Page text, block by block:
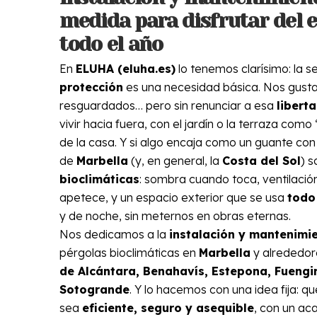
medida para disfrutar del
todo el año
En ELUHA (eluha.es) lo tenemos clarísimo: la
protección es una necesidad básica. Nos
resguardados… pero sin renunciar a esa
vivir hacia fuera, con el jardín o la terraza como
de la casa. Y si algo encaja como un guante
de Marbella (y, en general, la Costa del Sol)
bioclimáticas: sombra cuando toca,
apetece, y un espacio exterior que se usa
y de noche, sin meternos en obras eternas.
Nos dedicamos a la instalación y
pérgolas bioclimáticas en Marbella y
de Alcántara, Benahavís, Estepona,
Sotogrande. Y lo hacemos con una idea fija:
sea eficiente, seguro y asequible, con un